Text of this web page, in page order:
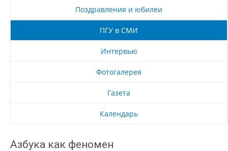
Поздравления и юбилеи
ПГУ в СМИ
Интервью
Фотогалерея
Газета
Календарь
Азбука как феномен